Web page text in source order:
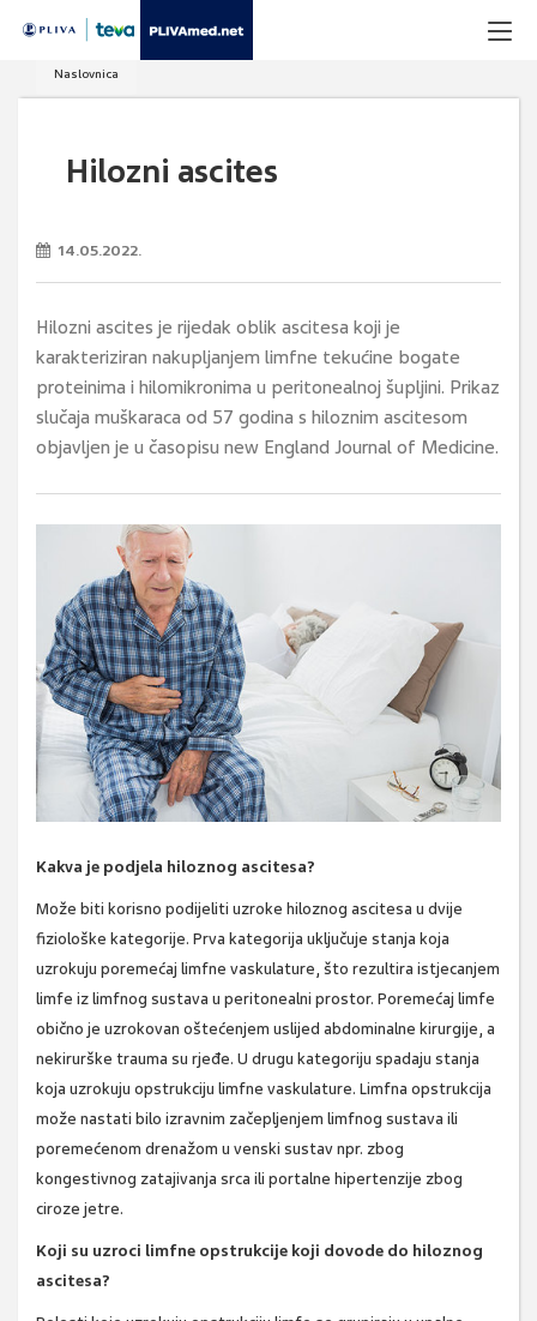
Naslovnica
Hilozni ascites
14.05.2022.
Hilozni ascites je rijedak oblik ascitesa koji je
karakteriziran nakupljanjem limfne tekućine bogate
proteinima i hilomikronima u peritonealnoj šupljini. Prikaz
slučaja muškaraca od 57 godina s hiloznim ascitesom
objavljen je u časopisu new England Journal of Medicine.
Kakva je podjela hiloznog ascitesa?
Može biti korisno podijeliti uzroke hiloznog ascitesa u dvije
fiziološke kategorije. Prva kategorija uključuje stanja koja
uzrokuju poremećaj limfne vaskulature, što rezultira istjecanjem
limfe iz limfnog sustava u peritonealni prostor. Poremećaj limfe
obično je uzrokovan oštećenjem uslijed abdominalne kirurgije, a
nekirurške trauma su rjeđe. U drugu kategoriju spadaju stanja
koja uzrokuju opstrukciju limfne vaskulature. Limfna opstrukcija
može nastati bilo izravnim začepljenjem limfnog sustava ili
poremećenom drenažom u venski sustav npr. zbog
kongestivnog zatajivanja srca ili portalne hipertenzije zbog
ciroze jetre.
Koji su uzroci limfne opstrukcije koji dovode do hiloznog
ascitesa?